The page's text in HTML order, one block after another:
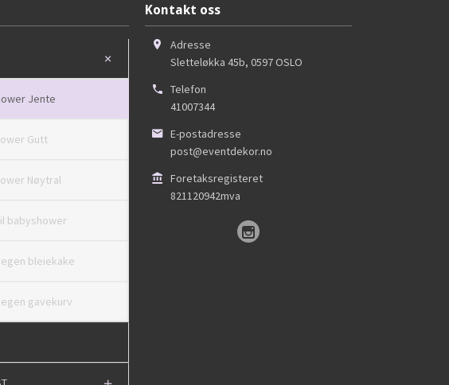
Jente
Gutt
Nøytral
babyshower
egen bleiekake
egen gavekurv
Kontakt oss
Adresse
Sletteløkka 45b, 0597OSLO
Telefon
41007344
E-postadresse
post@eventdekor.no
Foretaksregisteret
821120942mva